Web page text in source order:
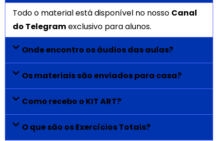
Todo o material está disponível no nosso Canal
do Telegramexclusivo para alunos.
Onde encontro os áudios das aulas?
Os materiais são enviados para casa?
Como recebo o KIT ART?
O que são os Exercícios Totais?